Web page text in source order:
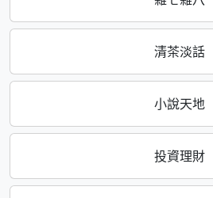
清茶淡話
小說天地
投資理財